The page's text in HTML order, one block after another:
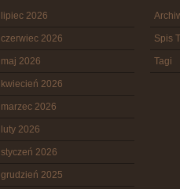
lipiec 2026
czerwiec 2026
maj 2026
kwiecień 2026
marzec 2026
luty 2026
styczeń 2026
grudzień 2025
Spis
Tagi